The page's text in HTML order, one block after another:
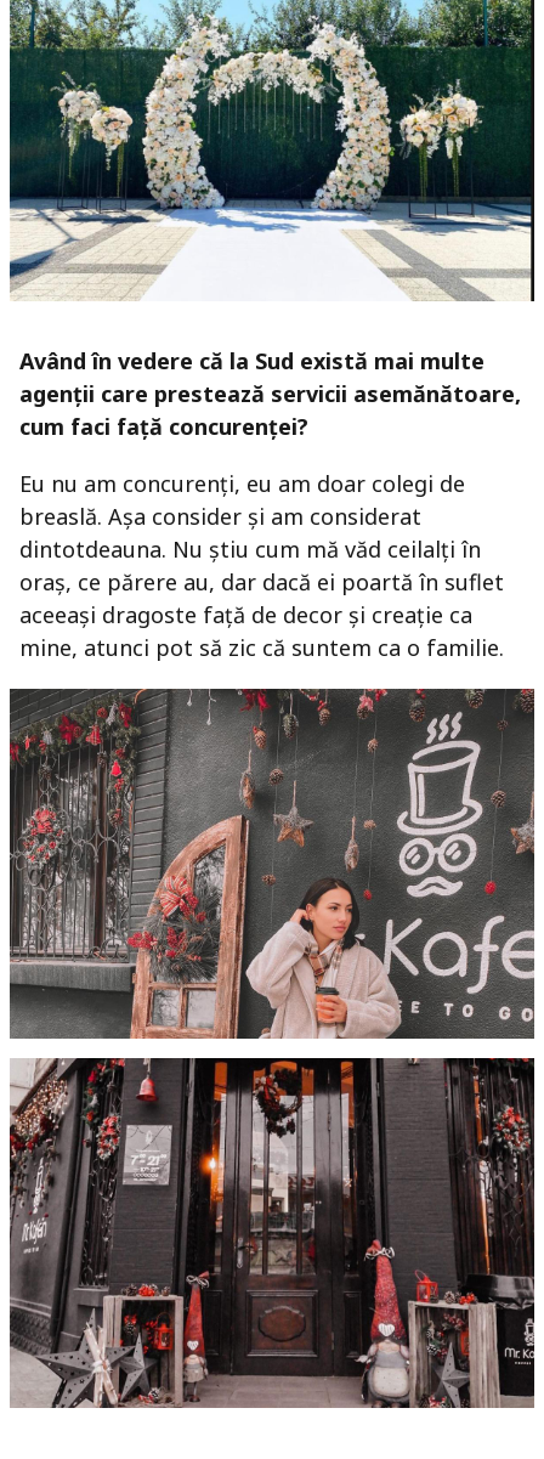
Având în vedere că la Sud există mai multe
agenții care prestează servicii asemănătoare,
cum faci față concurenței?
Eu nu am concurenți, eu am doar colegi de
breaslă. Așa consider și am considerat
dintotdeauna. Nu știu cum mă văd ceilalți în
oraș, ce părere au, dar dacă ei poartă în suflet
aceeași dragoste față de decor și creație ca
mine, atunci pot să zic că suntem ca o familie.